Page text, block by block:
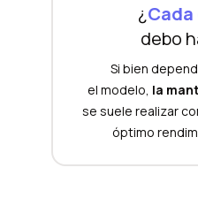
¿
debo
Si bien
el modelo, la
se suele realizar
óptimo